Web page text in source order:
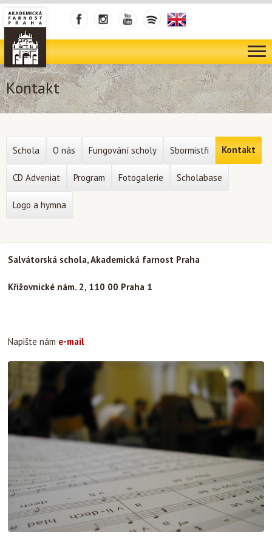
Kontakt
Salvátorská schola, Akademická farnost Praha
Křižovnické nám. 2, 110 00 Praha 1
Napište nám e-mail
Schola O nás Fungování scholy Sbormistři Kontakt
CD Adveniat Program Fotogalerie Scholabase
Logo a hymna